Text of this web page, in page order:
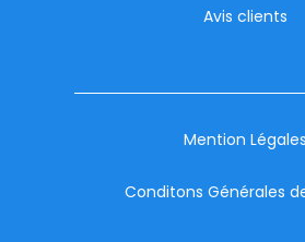
Avis clients
Mention Légales
Conditons Générales